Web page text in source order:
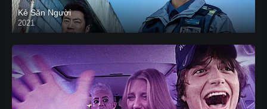
Kẻ Săn Người
2021